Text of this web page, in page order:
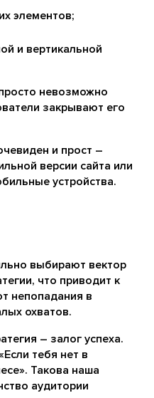
элементов;
и вертикальной
невозможно
закрывают его
и прост –
версии сайта или
устройства.
выбирают вектор
что приводит к
непопадания в
охватов.
– залог успеха.
тебя нет в
Такова наша
аудитории